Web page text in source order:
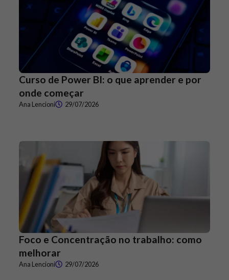
Curso de Power BI: o que aprender e por
onde começar
Ana Lencioni 29/07/2026
Foco e Concentração no trabalho: como
melhorar
Ana Lencioni 29/07/2026